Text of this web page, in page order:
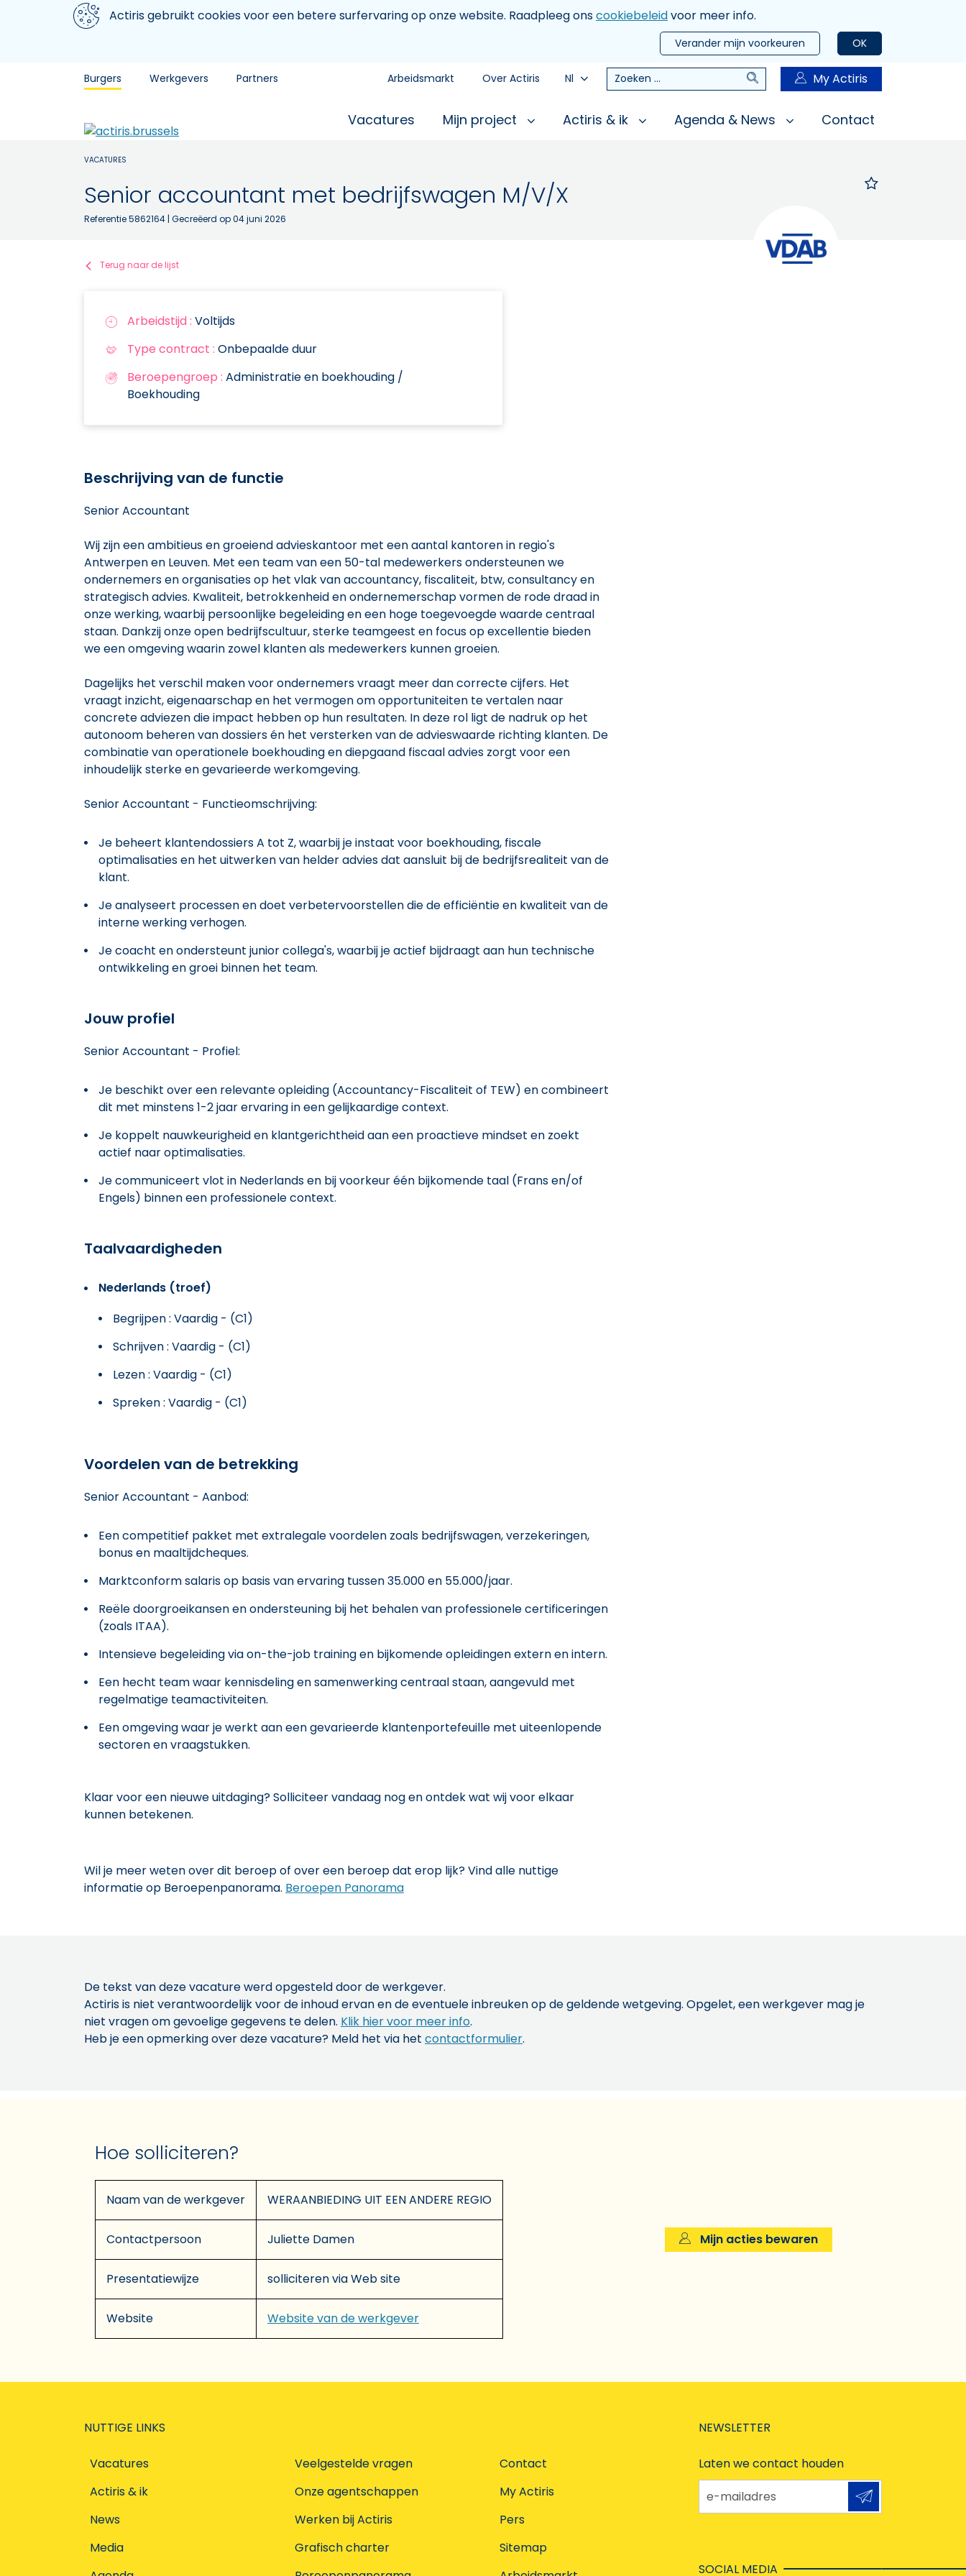
Aller au contenu principal
We gebruiken cookiesActiris gebruikt cookies voor een betere surfervaring op onze website. Raadpleeg onscookiebeleidvoor meer info.
OK
Verander mijn voorkeuren
Burgers Werkgevers Partners Arbeidsmarkt Over Actiris Nl Zoeken Zoeken My Actiris
Vacatures Mijn project Actiris & ik Agenda & News Contact
VACATURES
Senior accountant met bedrijfswagen M/V/X
Referentie 5862164 | Gecreëerd op 04 juni 2026
Terug naar de lijst
Arbeidstijd : Voltijds
Type contract : Onbepaalde duur
Beroepengroep : Administratie en boekhouding /
Boekhouding
Beschrijving van de functie
Senior Accountant
Wij zijn een ambitieus en groeiend advieskantoor met een aantal kantoren in regio's
Antwerpen en Leuven. Met een team van een 50-tal medewerkers ondersteunen we
ondernemers en organisaties op het vlak van accountancy, fiscaliteit, btw, consultancy en
strategisch advies. Kwaliteit, betrokkenheid en ondernemerschap vormen de rode draad in
onze werking, waarbij persoonlijke begeleiding en een hoge toegevoegde waarde centraal
staan. Dankzij onze open bedrijfscultuur, sterke teamgeest en focus op excellentie bieden
we een omgeving waarin zowel klanten als medewerkers kunnen groeien.
Dagelijks het verschil maken voor ondernemers vraagt meer dan correcte cijfers. Het
vraagt inzicht, eigenaarschap en het vermogen om opportuniteiten te vertalen naar
concrete adviezen die impact hebben op hun resultaten. In deze rol ligt de nadruk op het
autonoom beheren van dossiers én het versterken van de advieswaarde richting klanten. De
combinatie van operationele boekhouding en diepgaand fiscaal advies zorgt voor een
inhoudelijk sterke en gevarieerde werkomgeving.
Senior Accountant - Functieomschrijving:
Je beheert klantendossiers A tot Z, waarbij je instaat voor boekhouding, fiscale
optimalisaties en het uitwerken van helder advies dat aansluit bij de bedrijfsrealiteit van de
klant.
Je analyseert processen en doet verbetervoorstellen die de efficiëntie en kwaliteit van de
interne werking verhogen.
Je coacht en ondersteunt junior collega's, waarbij je actief bijdraagt aan hun technische
ontwikkeling en groei binnen het team.
Jouw profiel
Senior Accountant - Profiel:
Je beschikt over een relevante opleiding (Accountancy-Fiscaliteit of TEW) en combineert
dit met minstens 1-2 jaar ervaring in een gelijkaardige context.
Je koppelt nauwkeurigheid en klantgerichtheid aan een proactieve mindset en zoekt
actief naar optimalisaties.
Je communiceert vlot in Nederlands en bij voorkeur één bijkomende taal (Frans en/of
Engels) binnen een professionele context.
Taalvaardigheden
Nederlands (troef)
Begrijpen : Vaardig - (C1)
Schrijven : Vaardig - (C1)
Lezen : Vaardig - (C1)
Spreken : Vaardig - (C1)
Voordelen van de betrekking
Senior Accountant - Aanbod:
Een competitief pakket met extralegale voordelen zoals bedrijfswagen, verzekeringen,
bonus en maaltijdcheques.
Marktconform salaris op basis van ervaring tussen 35.000 en 55.000/jaar.
Reële doorgroeikansen en ondersteuning bij het behalen van professionele certificeringen
(zoals ITAA).
Intensieve begeleiding via on-the-job training en bijkomende opleidingen extern en intern.
Een hecht team waar kennisdeling en samenwerking centraal staan, aangevuld met
regelmatige teamactiviteiten.
Een omgeving waar je werkt aan een gevarieerde klantenportefeuille met uiteenlopende
sectoren en vraagstukken.
Klaar voor een nieuwe uitdaging? Solliciteer vandaag nog en ontdek wat wij voor elkaar
kunnen betekenen.
Wil je meer weten over dit beroep of over een beroep dat erop lijk? Vind alle nuttige
informatie op Beroepenpanorama. Beroepen Panorama
De tekst van deze vacature werd opgesteld door de werkgever.
Actiris is niet verantwoordelijk voor de inhoud ervan en de eventuele inbreuken op de geldende wetgeving. Opgelet, een werkgever mag je
niet vragen om gevoelige gegevens te delen. Klik hier voor meer info.
Heb je een opmerking over deze vacature? Meld het via het contactformulier.
Hoe solliciteren?
Naam van de werkgever WERAANBIEDING UIT EEN ANDERE REGIO
Contactpersoon Juliette Damen
Presentatiewijze solliciteren via Web site
Website Website van de werkgever
Mijn acties bewaren
NUTTIGE LINKS
Vacatures
Actiris & ik
News
Media
Veelgestelde vragen
Onze agentschappen
Werken bij Actiris
Grafisch charter
Contact
My Actiris
Pers
Sitemap
NEWSLETTER
Laten we contact houden
e-mailadres
SOCIAL MEDIA